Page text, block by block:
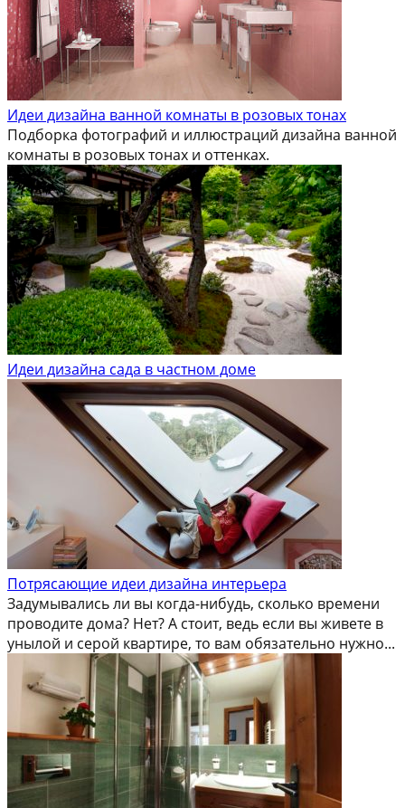
Идеи дизайна ванной комнаты в розовых тонах
Подборка фотографий и иллюстраций дизайна ванной
комнаты в розовых тонах и оттенках.
Идеи дизайна сада в частном доме
Потрясающие идеи дизайна интерьера
Задумывались ли вы когда-нибудь, сколько времени
проводите дома? Нет? А стоит, ведь если вы живете в
унылой и серой квартире, то вам обязательно нужно...